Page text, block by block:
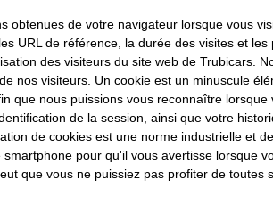
obtenues de votre navigateur lorsque vous
URL de référence, la durée des visites et
des visiteurs du site web de Trubicars.
nos visiteurs. Un cookie est un minuscule
que nous puissions vous reconnaître
de la session, ainsi que votre
de cookies est une norme industrielle et
pour qu'il vous avertisse lorsque
que vous ne puissiez pas profiter de toutes